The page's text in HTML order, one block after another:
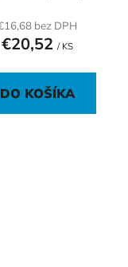
bez DPH
€20,52 / KS
DO KOŠÍKA